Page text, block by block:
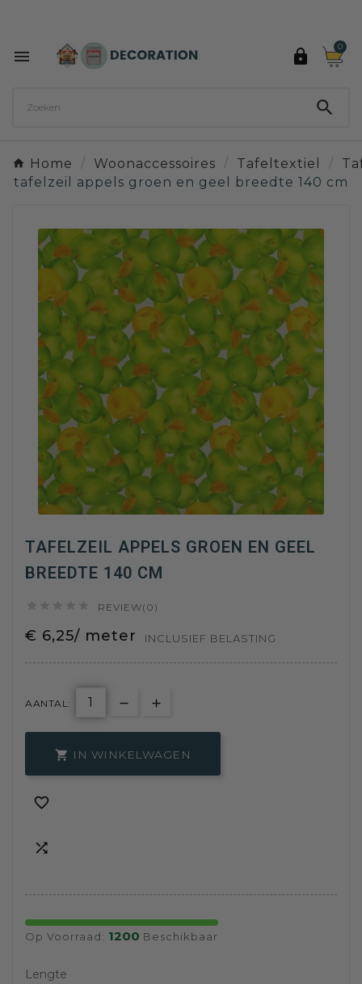
 
0

Home Woonaccessoires Tafeltextiel
tafelzeil appels groen en geel breedte 140 cm
TAFELZEIL APPELS GROEN EN GEEL
BREEDTE 140 CM
REVIEW(0)
€ 6,25/ meter INCLUSIEF BELASTING
AANTAL:
 IN WINKELWAGEN


Op Voorraad: 1200 Beschikbaar
Lengte